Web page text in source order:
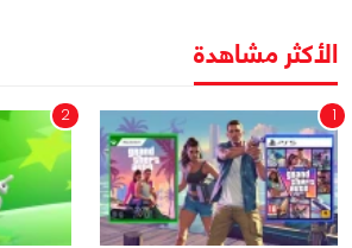
الأكثر مشاهدة
1
2